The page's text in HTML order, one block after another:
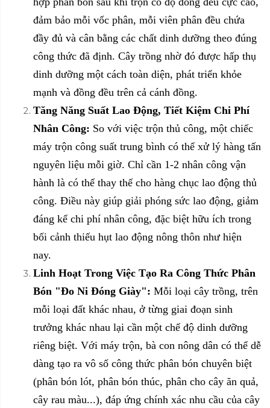
đảm bảo mỗi vốc phân, mỗi viên phân đều chứa
đầy đủ và cân bằng các chất dinh dưỡng theo đúng
công thức đã định. Cây trồng nhờ đó được hấp thụ
dinh dưỡng một cách toàn diện, phát triển khỏe
mạnh và đồng đều trên cả cánh đồng.
Tăng Năng Suất Lao Động, Tiết Kiệm Chi Phí
Nhân Công: So với việc trộn thủ công, một chiếc
máy trộn công suất trung bình có thể xử lý hàng tấn
nguyên liệu mỗi giờ. Chỉ cần 1-2 nhân công vận
hành là có thể thay thế cho hàng chục lao động thủ
công. Điều này giúp giải phóng sức lao động, giảm
đáng kể chi phí nhân công, đặc biệt hữu ích trong
bối cảnh thiếu hụt lao động nông thôn như hiện
nay.
Linh Hoạt Trong Việc Tạo Ra Công Thức Phân
Bón "Đo Ni Đóng Giày": Mỗi loại cây trồng, trên
mỗi loại đất khác nhau, ở từng giai đoạn sinh
trưởng khác nhau lại cần một chế độ dinh dưỡng
riêng biệt. Với máy trộn, bà con nông dân có thể dễ
dàng tạo ra vô số công thức phân bón chuyên biệt
(phân bón lót, phân bón thúc, phân cho cây ăn quả,
cây rau màu...), đáp ứng chính xác nhu cầu của cây